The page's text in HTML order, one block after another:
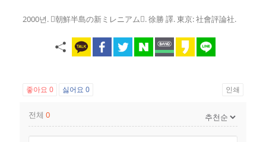
2000년. 󰡔朝鮮半島の新ミレニアム󰡕. 徐勝 譯. 東京: 社會評論社.
좋아요0 싫어요0 인쇄
전체0